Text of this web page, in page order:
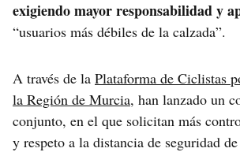
exigiendo mayor responsabilidad y
“usuarios más débiles de la calzada”.
A través de la Plataforma de Ciclistas
la Región de Murcia, han lanzado un
conjunto, en el que solicitan más
y respeto a la distancia de seguridad